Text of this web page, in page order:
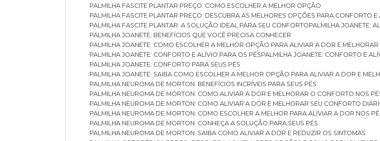
PALMILHA FASCITE PLANTAR PREÇO: COMO ESCOLHER A MELHOR OPÇÃO
PALMILHA FASCITE PLANTAR PREÇO: DESCUBRA AS MELHORES OPÇÕES PARA CONFORTO E
PALMILHA FASCITE PLANTAR: A SOLUÇÃO IDEAL PARA SEU CONFORTO
PALMILHA JOANETE:
PALMILHA JOANETE: BENEFÍCIOS QUE VOCÊ PRECISA CONHECER
PALMILHA JOANETE: COMO ESCOLHER A MELHOR OPÇÃO PARA ALIVIAR A DOR E
PALMILHA JOANETE: CONFORTO E ALÍVIO PARA OS PÉS
PALMILHA JOANETE: CONFORTO E
PALMILHA JOANETE: CONFORTO PARA SEUS PÉS
PALMILHA JOANETE: SAIBA COMO ESCOLHER A MELHOR OPÇÃO PARA ALIVIAR A DOR E
PALMILHA NEUROMA DE MORTON: BENEFÍCIOS INCRÍVEIS PARA SEUS PÉS
PALMILHA NEUROMA DE MORTON: COMO ALIVIAR A DOR E MELHORAR O CONFORTO NOS
PALMILHA NEUROMA DE MORTON: COMO ALIVIAR A DOR E MELHORAR SEU CONFORTO
PALMILHA NEUROMA DE MORTON: COMO ESCOLHER A MELHOR PARA ALIVIAR A DOR NOS
PALMILHA NEUROMA DE MORTON: CONHEÇA A SOLUÇÃO PARA SEUS PÉS
PALMILHA NEUROMA DE MORTON: SAIBA COMO ALIVIAR A DOR E REDUZIR OS SINTOMAS